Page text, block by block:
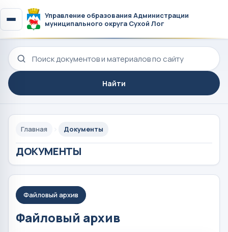
Управление образования Администрации
муниципального округа Сухой Лог
Поиск по сайту
Найти
Главная Документы
ДОКУМЕНТЫ
Файловый архив
Файловый архив